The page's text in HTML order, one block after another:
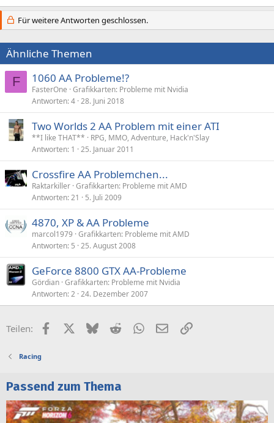
Für weitere Antworten geschlossen.
Ähnliche Themen
F 1060 AA Probleme!?
FasterOne Grafikkarten: Probleme mit Nvidia
Antworten 4 28. Juni 2018
Two Worlds 2 AA Problem mit einer ATI
**I like THAT**
RPG, MMO, Adventure, Hack'n'Slay
Antworten 1 25. Januar 2011
Crossfire AA Problemchen...
Raktarkiller Grafikkarten: Probleme mit AMD
Antworten 21 5. Juli 2009
4870, XP & AA Probleme
marcol1979 Grafikkarten: Probleme mit AMD
Antworten 5 25. August 2008
GeForce 8800 GTX AA-Probleme
Gördian Grafikkarten: Probleme mit Nvidia
Antworten 2 24. Dezember 2007
Teilen: FacebookX (Twitter)
BlueskyRedditWhatsApp
E-MailLink
Racing
Passend zum Thema